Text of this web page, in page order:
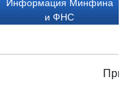
Информация Минфина
и ФНС